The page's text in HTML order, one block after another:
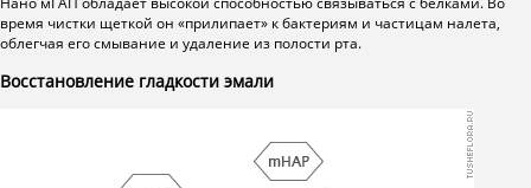
время чистки щеткой он «прилипает» к бактериям и частицам налета,
облегчая его смывание и удаление из полости рта.
Восстановление гладкости эмали